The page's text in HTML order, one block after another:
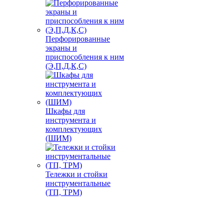
Перфорированные
экраны и
приспособления к ним
(Э,П,Д,К,С)
Шкафы для
инструмента и
комплектующих
(ШИМ)
Тележки и стойки
инструментальные
(ТП, ТРМ)